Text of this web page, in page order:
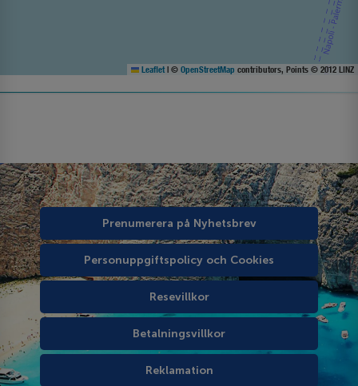
Leaflet | © OpenStreetMap contributors, Points © 2012 LINZ
Prenumerera på Nyhetsbrev
Personuppgiftspolicy och Cookies
Resevillkor
Betalningsvillkor
Reklamation